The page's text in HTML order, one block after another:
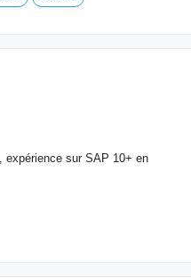
expérience sur SAP 10+ en